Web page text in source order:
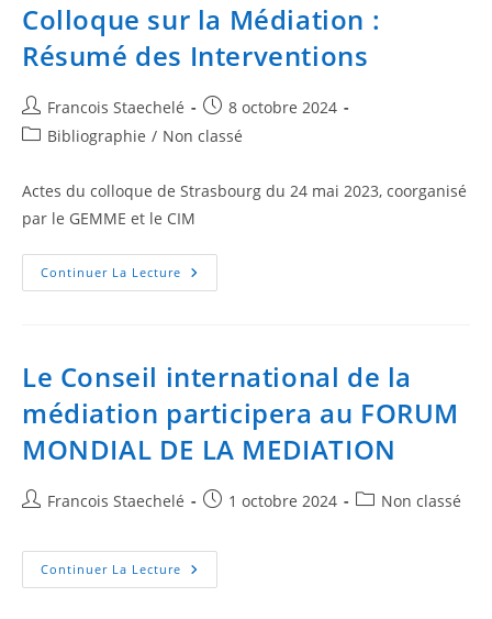
Colloque sur la Médiation :
Résumé des Interventions
Francois Staechelé
8 octobre 2024
Bibliographie / Non classé
Actes du colloque de Strasbourg du 24 mai 2023, coorganisé
par le GEMME et le CIM
Continuer La Lecture
Le Conseil international de la
médiation participera au FORUM
MONDIAL DE LA MEDIATION
Francois Staechelé 1 octobre 2024 Non classé
Continuer La Lecture